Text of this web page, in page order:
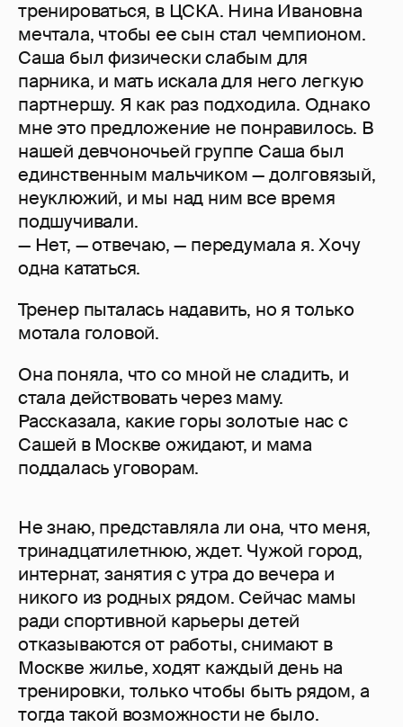
тренироваться, в ЦСКА. Нина Ивановна
мечтала, чтобы ее сын стал чемпионом.
Саша был физически слабым для
парника, и мать искала для него легкую
партнершу. Я как раз подходила. Однако
мне это предложение не понравилось. В
нашей девчоночьей группе Саша был
единственным мальчиком — долговязый,
неуклюжий, и мы над ним все время
подшучивали.
— Нет, — отвечаю, — передумала я. Хочу
одна кататься.
Тренер пыталась надавить, но я только
мотала головой.
Она поняла, что со мной не сладить, и
стала действовать через маму.
Рассказала, какие горы золотые нас с
Сашей в Москве ожидают, и мама
поддалась уговорам.
Не знаю, представляла ли она, что меня,
тринадцатилетнюю, ждет. Чужой город,
интернат, занятия с утра до вечера и
никого из родных рядом. Сейчас мамы
ради спортивной карьеры детей
отказываются от работы, снимают в
Москве жилье, ходят каждый день на
тренировки, только чтобы быть рядом, а
тогда такой возможности не было.